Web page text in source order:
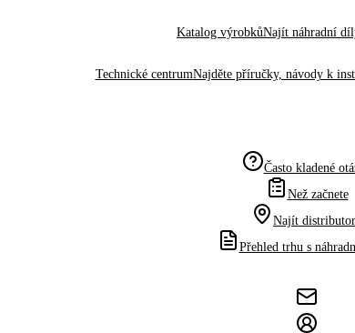
Katalog výrobkůNajít náhradní
Technické centrumNajděte příručky, návody k
Často kladené
Než začnete
Najít
Přehled trhu s